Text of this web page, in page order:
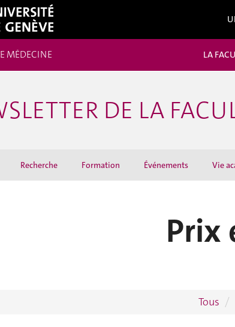
MÉDECINE LA
DE LA
Recherche Formation Événements Vie
Prix
Tous